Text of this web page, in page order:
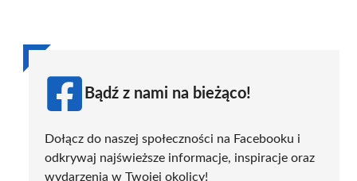
Bądź z nami na bieżąco!
Dołącz do naszej społeczności na Facebooku i
odkrywaj najświeższe informacje, inspiracje oraz
wydarzenia w Twojej okolicy!